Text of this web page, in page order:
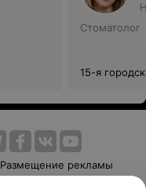
Стоматолог
15-я
Размещение рекламы